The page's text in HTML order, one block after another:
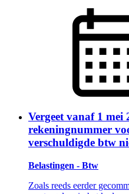
Vergeet vanaf 1 mei
rekeningnummer
verschuldigde btw
Belastingen - Btw
Zoals reeds eerder